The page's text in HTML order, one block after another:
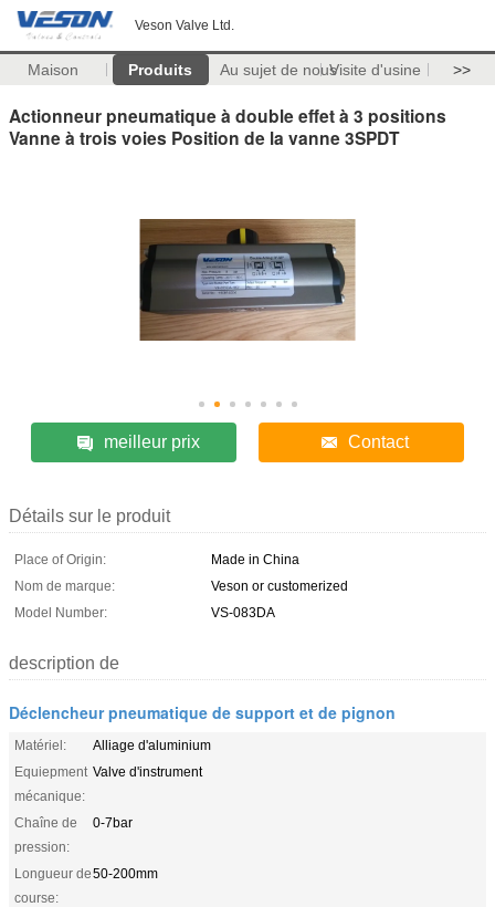
Veson Valve Ltd.
Maison Produits Au sujet de nousVisite d'usine >>
Actionneur pneumatique à double effet à 3 positions
Vanne à trois voies Position de la vanne 3SPDT
meilleur prix Contact
Détails sur le produit
Place of Origin:
Made in China
Nom de marque:
Veson or customerized
Model Number:
VS-083DA
description de
Déclencheur pneumatique de support et de pignon
Matériel:
Alliage d'aluminium
Equiepment
mécanique:
Valve d'instrument
Chaîne de
pression:
0-7bar
Longueur de
course:
50-200mm